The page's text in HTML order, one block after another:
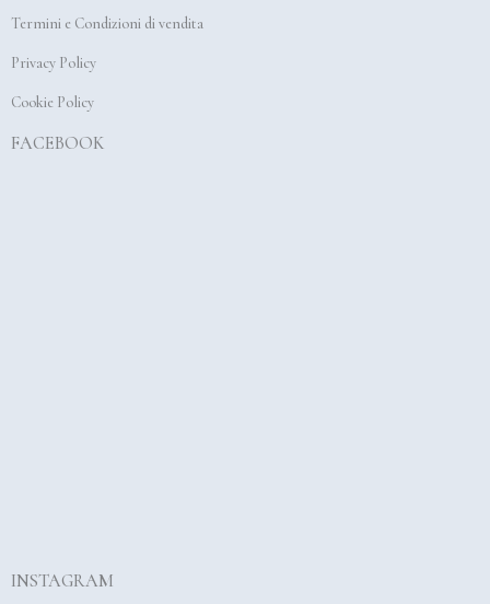
o
r
e
Termini e Condizioni di vendita
Privacy Policy
Cookie Policy
FACEBOOK
INSTAGRAM